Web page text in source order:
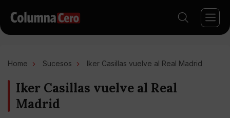
Home Sucesos Iker Casillas vuelve al Real Madrid
Iker Casillas vuelve al Real
Madrid